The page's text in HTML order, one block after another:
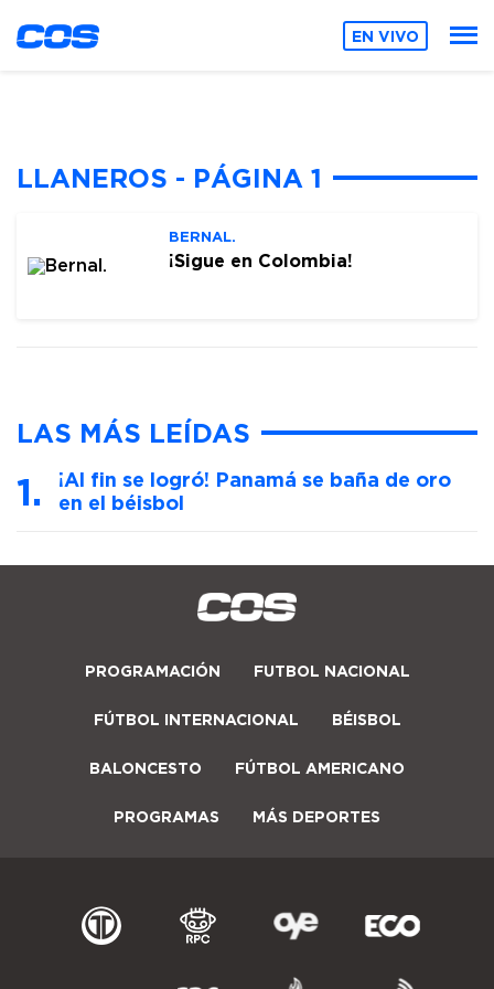
EN VIVO
LLANEROS - PÁGINA 1
BERNAL.
¡Sigue en Colombia!
LAS MÁS LEÍDAS
¡Al fin se logró! Panamá se baña de oro
en el béisbol
PROGRAMACIÓN FUTBOL NACIONAL
FÚTBOL INTERNACIONAL BÉISBOL
BALONCESTO FÚTBOL AMERICANO
PROGRAMAS MÁS DEPORTES